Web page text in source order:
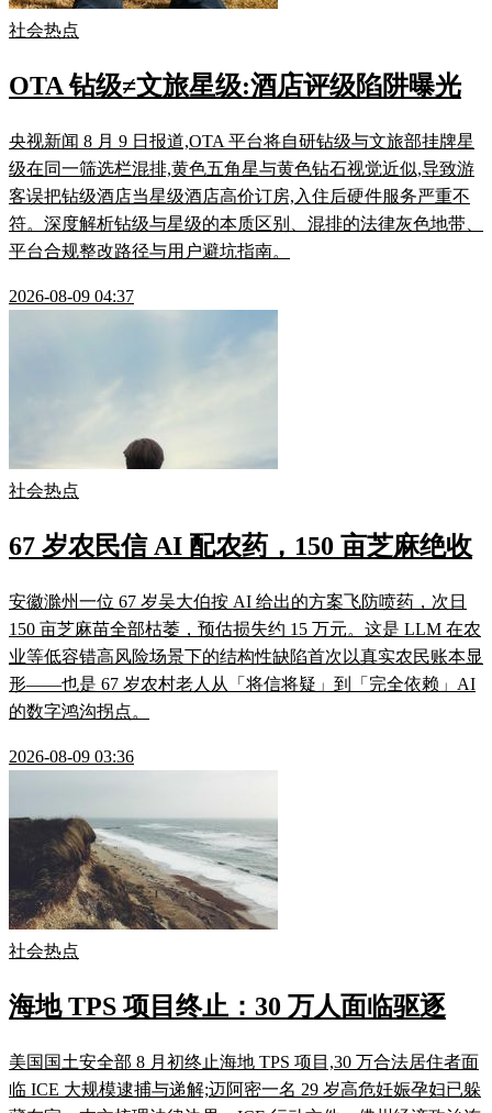
社会热点
OTA 钻级≠文旅星级:酒店评级陷阱曝光
央视新闻 8 月 9 日报道,OTA 平台将自研钻级与文旅部挂牌星
级在同一筛选栏混排,黄色五角星与黄色钻石视觉近似,导致游
客误把钻级酒店当星级酒店高价订房,入住后硬件服务严重不
符。深度解析钻级与星级的本质区别、混排的法律灰色地带、
平台合规整改路径与用户避坑指南。
2026-08-09 04:37
社会热点
67 岁农民信 AI 配农药，150 亩芝麻绝收
安徽滁州一位 67 岁吴大伯按 AI 给出的方案飞防喷药，次日
150 亩芝麻苗全部枯萎，预估损失约 15 万元。这是 LLM 在农
业等低容错高风险场景下的结构性缺陷首次以真实农民账本显
形——也是 67 岁农村老人从「将信将疑」到「完全依赖」AI
的数字鸿沟拐点。
2026-08-09 03:36
社会热点
海地 TPS 项目终止：30 万人面临驱逐
美国国土安全部 8 月初终止海地 TPS 项目,30 万合法居住者面
临 ICE 大规模逮捕与递解;迈阿密一名 29 岁高危妊娠孕妇已躲